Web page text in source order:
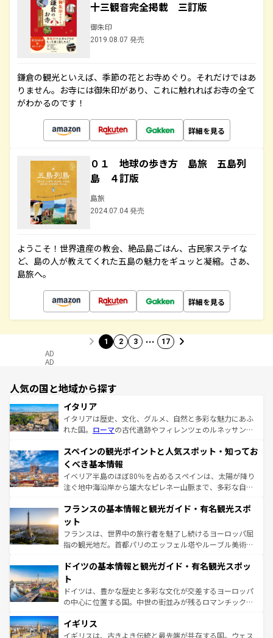
十三観音完全掲載 三訂版
御朱印
2019.08.07 発売
鎌倉の観光といえば、季節の花とお寺めぐり。それだけではあ
りません。お寺には御朱印があり、これに触れればお寺の全て
がわかるのです！
詳細を見る
０１ 地球の歩き方 島旅 五島列
島 ４訂版
島旅
2024.07.04 発売
ようこそ！世界遺産の教会、絶品島ごはん、古民家ステイな
ど、島の人が教えてくれた五島の魅力をギュッと凝縮。さあ、
島旅へ。
詳細を見る
1 2 3 … 17
AD
AD
人気の国と地域から探す
イタリア
イタリアは歴史、文化、グルメ、自然と多彩な魅力にあふ
れた国。 ローマの古代遺跡やフィレンツェのルネッサンス
ろん、トスカーナの美しい田園風景やアマルフィ海岸の絶
景など、自然景観も見逃せない。観光の合間には、本場の
ピザやパスタなど、絶品のイタリア料理を堪能することも
できる。朝目覚めてから夜眠るまで、すべての瞬間を楽し
なお、新着のイタリア情報はコンテンツ一覧を参照してほ
しい。
スペインの観光ポイントと人気スポット・知ってお
くべき基本情報
イベリア半島のほぼ80％を占めるスペインは、太陽が降り
注ぐ地中海沿岸から雄大なピレネー山脈まで、多彩な自然
文化が根付くこの国では、情熱的なフラメンコ、熱気あふ
れる闘牛、そして美味しいタパスが生活の一部となってい
る。首都マドリードの洗練された雰囲気や、バルセロナの
アートに溢れた街角から、地方では古代ローマ遺跡や中世
せる。地方によって風土や気候が異なるスペインはその個
ンテンツ一覧 を参照してほしい。
フランスの基本情報と観光ガイド・有名観光スポ
ット
フランスは、世界中の旅行者を魅了し続けるヨーロッパ屈
指の観光地だ。首都パリのエッフェル塔やルーブル美術館
で、幅広い魅力が詰まっている。華麗な宮殿、歴史的な大
聖堂、美しいビーチ、そして豊かな自然が、訪れる者を心
から魅了する。また、フランスは美食の国としても知ら
れ、フランス料理はユネスコ無形文化遺産にも登録されて
香り高いラベンダー畑など、多彩な楽しみ方が可能だ。さ
らに、パリ以外の地域にも魅力が溢れており、どの街角に
ドイツの基本情報と観光ガイド・有名観光スポッ
ト
ドイツは、豊かな歴史と多彩な文化が交差するヨーロッパ
の中心に位置する国。中世の街並みが残るロマンチック街
顔を持つこの国は、どこを歩いても飽きることがない。ベ
ルリンの文化的活気、バイエルン州のアルプスの絶景、そ
イギリス
イギリスは、古きよき伝統と最先端が共存する国。ウェス